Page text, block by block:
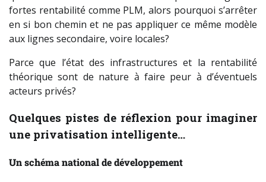
fortes rentabilité comme PLM, alors pourquoi s’arrêter
en si bon chemin et ne pas appliquer ce même modèle
aux lignes secondaire, voire locales?
Parce que l’état des infrastructures et la rentabilité
théorique sont de nature à faire peur à d’éventuels
acteurs privés?
Quelques pistes de réflexion pour imaginer
une privatisation intelligente…
Un schéma national de développement